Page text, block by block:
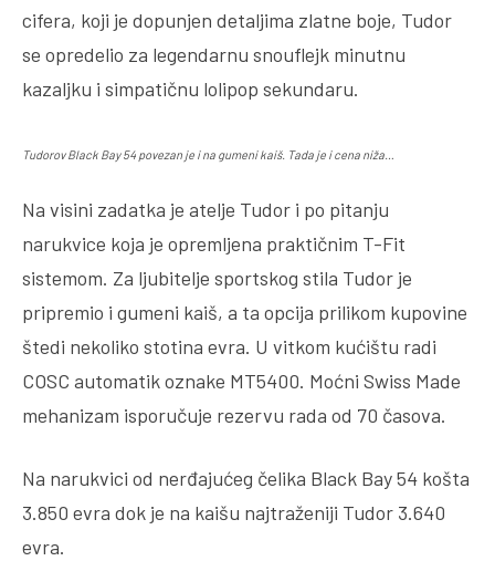
cifera, koji je dopunjen detaljima zlatne boje, Tudor
se opredelio za legendarnu snouflejk minutnu
kazaljku i simpatičnu lolipop sekundaru.
Tudorov Black Bay 54 povezan je i na gumeni kaiš. Tada je i cena niža…
Na visini zadatka je atelje Tudor i po pitanju
narukvice koja je opremljena praktičnim T-Fit
sistemom. Za ljubitelje sportskog stila Tudor je
pripremio i gumeni kaiš, a ta opcija prilikom kupovine
štedi nekoliko stotina evra. U vitkom kućištu radi
COSC automatik oznake MT5400. Moćni Swiss Made
mehanizam isporučuje rezervu rada od 70 časova.
Na narukvici od nerđajućeg čelika Black Bay 54 košta
3.850 evra dok je na kaišu najtraženiji Tudor 3.640
evra.